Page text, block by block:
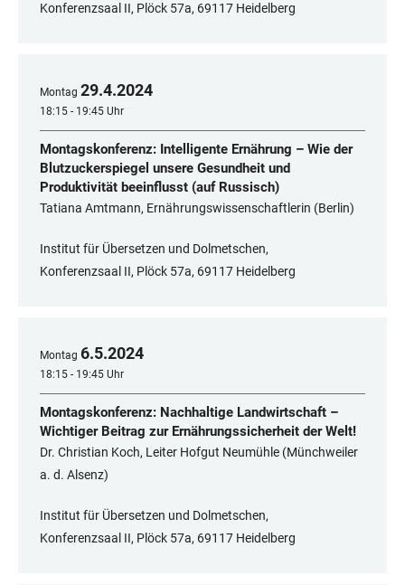
Konferenzsaal II, Plöck 57a, 69117 Heidelberg
Montag 29.4.2024
18:15 - 19:45 Uhr
Montagskonferenz: Intelligente Ernährung – Wie der
Blutzuckerspiegel unsere Gesundheit und
Produktivität beeinflusst (auf Russisch)
Tatiana Amtmann, Ernährungswissenschaftlerin (Berlin)
Institut für Übersetzen und Dolmetschen,
Konferenzsaal II, Plöck 57a, 69117 Heidelberg
Montag 6.5.2024
18:15 - 19:45 Uhr
Montagskonferenz: Nachhaltige Landwirtschaft –
Wichtiger Beitrag zur Ernährungssicherheit der Welt!
Dr. Christian Koch, Leiter Hofgut Neumühle (Münchweiler
a. d. Alsenz)
Institut für Übersetzen und Dolmetschen,
Konferenzsaal II, Plöck 57a, 69117 Heidelberg